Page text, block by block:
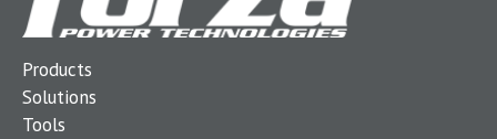
Products
Solutions
Tools